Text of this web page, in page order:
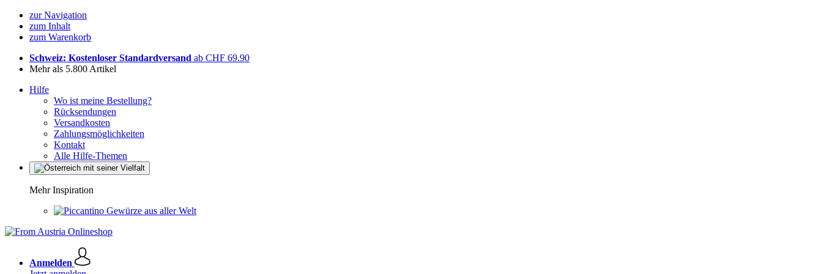
zur Navigation
zum Inhalt
zum Warenkorb
Schweiz: Kostenloser Standardversand ab CHF 69.90
Mehr als 5.800 Artikel
Hilfe
Wo ist meine Bestellung?
Rücksendungen
Versandkosten
Zahlungsmöglichkeiten
Kontakt
Alle Hilfe-Themen
Mehr Inspiration
Gewürze aus aller Welt
Anmelden